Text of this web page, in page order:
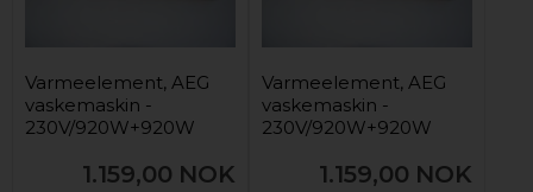
Varmeelement, AEG
vaskemaskin -
230V/920W+920W
1.159,00 NOK
Varmeelement, AEG
vaskemaskin -
230V/920W+920W
1.159,00 NOK